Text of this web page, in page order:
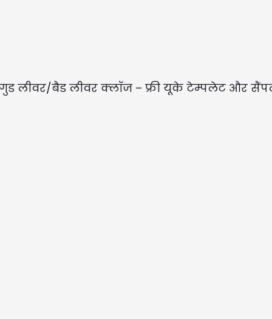
गुड लीवर/बैड लीवर क्लॉज – फ्री यूके टेम्पलेट और